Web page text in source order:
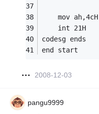
    mov ah,4cH
    int 21H
codesg ends
end start
2008-12-03
pangu9999